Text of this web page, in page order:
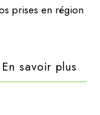
prises en région
En savoir plus